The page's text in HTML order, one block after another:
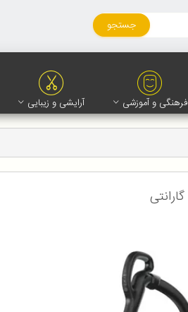
جستجو
فرهنگی و آموزشی آرایشی و زیبایی